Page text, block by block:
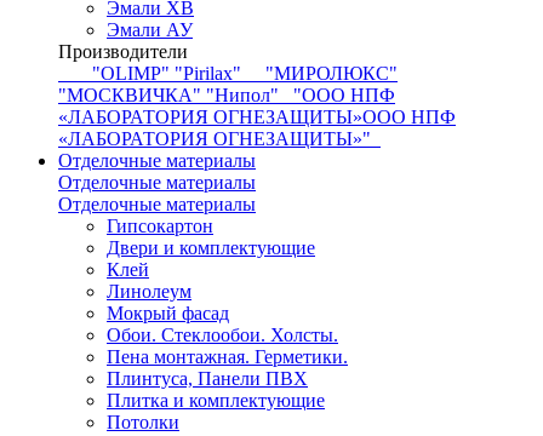
Эмали ХВ
Эмали АУ
Производители
"OLIMP" "Pirilax"
"МИРОЛЮКС"
"МОСКВИЧКА" "Нипол"
"ООО НПФ
«ЛАБОРАТОРИЯ ОГНЕЗАЩИТЫ»ООО НПФ
«ЛАБОРАТОРИЯ ОГНЕЗАЩИТЫ»"
Отделочные материалы
Отделочные материалы
Отделочные материалы
Гипсокартон
Двери и комплектующие
Клей
Линолеум
Мокрый фасад
Обои. Стеклообои. Холсты.
Пена монтажная. Герметики.
Плинтуса, Панели ПВХ
Плитка и комплектующие
Потолки